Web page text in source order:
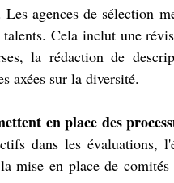
agences de sélection
Cela inclut une
la rédaction de
axées sur la diversité.
en place des
dans les évaluations,
mise en place de comités